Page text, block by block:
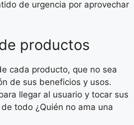
de urgencia por aprovechar
productos
cada producto, que no sea
de sus beneficios y usos.
llegar al usuario y tocar sus
todo ¿Quién no ama una